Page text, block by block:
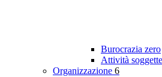
Burocrazia zero
Attività
Organizzazione 6